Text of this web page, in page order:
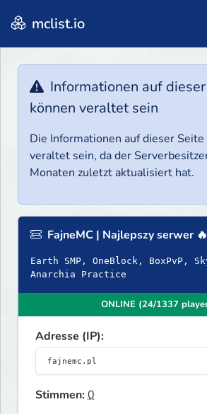
mclist.io
Informationen auf
können veraltet sein
Die Informationen auf dieser Seite
veraltet sein, da der
Monaten zuletzt aktualisiert hat.
FajneMC | Najlepszy serwer 🔥
Earth SMP, OneBlock, BoxPvP,
Anarchia Practice
ONLINE (24/1337
Adresse (IP):
Stimmen:0